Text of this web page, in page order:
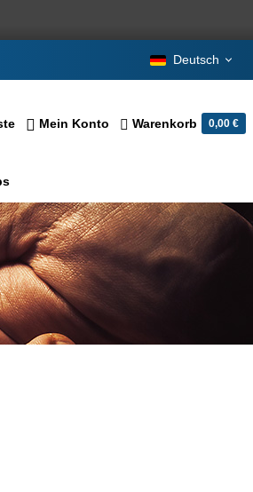
Deutsch
Mein Konto Warenkorb 0,00 €